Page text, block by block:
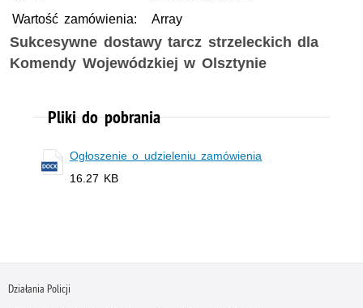
Wartość zamówienia:
Array
Sukcesywne dostawy tarcz strzeleckich dla
Komendy Wojewódzkiej w Olsztynie
Pliki do pobrania
Ogłoszenie o udzieleniu zamówienia
16.27 KB
Działania Policji